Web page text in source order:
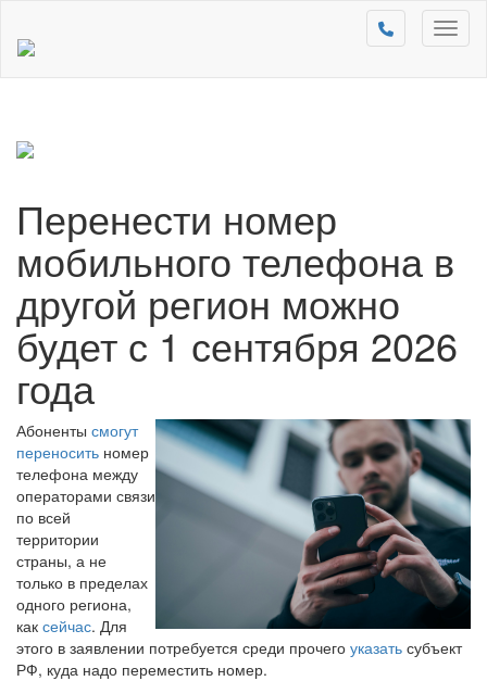
Перенести номер
мобильного телефона в
другой регион можно
будет с 1 сентября 2026
года
Абоненты смогут
переносить номер
телефона между
операторами связи
по всей
территории
страны, а не
только в пределах
одного региона,
как сейчас. Для
этого в заявлении потребуется среди прочего указать субъект
РФ, куда надо переместить номер.